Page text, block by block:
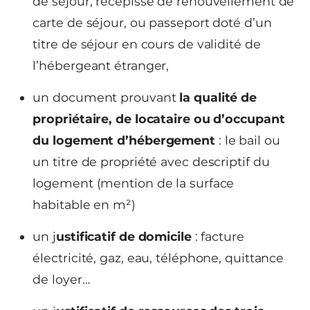
carte de séjour, ou passeport doté d’un
titre de séjour en cours de validité de
l’hébergeant étranger,
un document prouvant la qualité de
propriétaire, de locataire ou d’occupant
du logement d’hébergement : le bail ou
un titre de propriété avec descriptif du
logement (mention de la surface
habitable en m²)
un justificatif de domicile: facture
électricité, gaz, eau, téléphone, quittance
de loyer…